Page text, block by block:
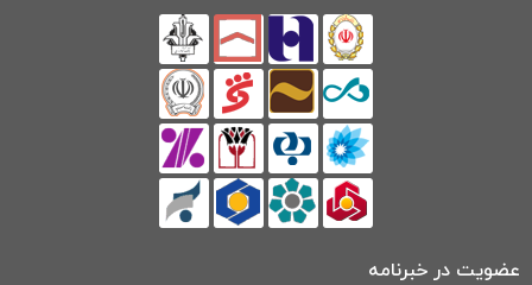
عضویت در خبرنامه